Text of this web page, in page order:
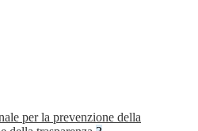
per la prevenzione della